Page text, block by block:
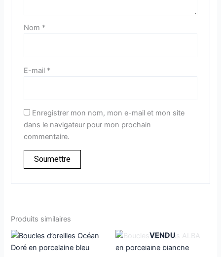
Nom *
E-mail *
Enregistrer mon nom, mon e-mail et mon site
dans le navigateur pour mon prochain
commentaire.
Produits similaires
VENDU